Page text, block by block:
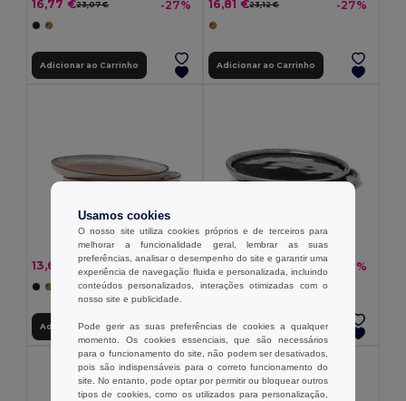
16,77 €23,07 € -27%
Adicionar ao Carrinho
16,81 €23,12 € -27%
Adicionar ao Carrinho
13,64 € 17,32 € -21%
Adicionar ao Carrinho
15,94 € 21,93 € -27%
Adicionar ao Carrinho
Usamos cookies
O nosso site utiliza cookies próprios e de terceiros para
melhorar a funcionalidade geral, lembrar as suas
preferências, analisar o desempenho do site e garantir uma
experiência de navegação fluida e personalizada, incluindo
conteúdos personalizados, interações otimizadas com o
nosso site e publicidade.
Pode gerir as suas preferências de cookies a qualquer
momento. Os cookies essenciais, que são necessários
para o funcionamento do site, não podem ser desativados,
pois são indispensáveis para o correto funcionamento do
site. No entanto, pode optar por permitir ou bloquear outros
tipos de cookies, como os utilizados para personalização,